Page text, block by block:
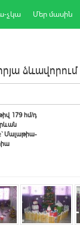
չկա Մեր մասին
179 հմ/դ
Մալաթիա-